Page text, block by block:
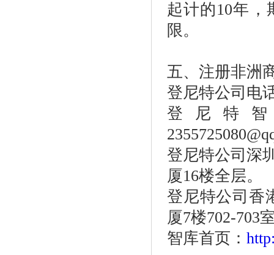
起计的10年，
限。
五、注册非洲
登尼特公司电
登尼特
登尼特公司深
厦16楼全层。
登尼特公司香
厦7楼702-703
智库首页：